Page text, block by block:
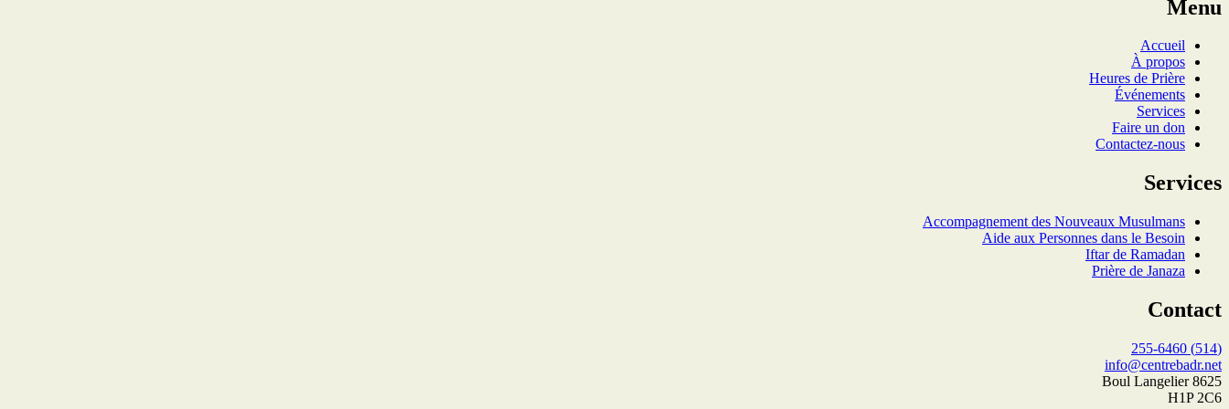
Menu
Accueil
À propos
Heures de Prière
Événements
Services
Faire un don
Contactez-nous
Services
Accompagnement des Nouveaux Musulmans
Aide aux Personnes dans le Besoin
Iftar de Ramadan
Prière de Janaza
Contact
(514) 255-6460
info@centrebadr.net
8625 Boul Langelier
H1P 2C6